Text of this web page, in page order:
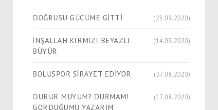
DOĞRUSU GÜCÜME GİTTİ (23.09.2020)
İNŞALLAH KIRMIZI BEYAZLI
BÜYÜR
(14.09.2020)
BOLUSPOR SİRAYET EDİYOR (27.08.2020)
DURUR MUYUM? DURMAM!
GÖRDÜĞÜMÜ YAZARIM
(17.08.2020)